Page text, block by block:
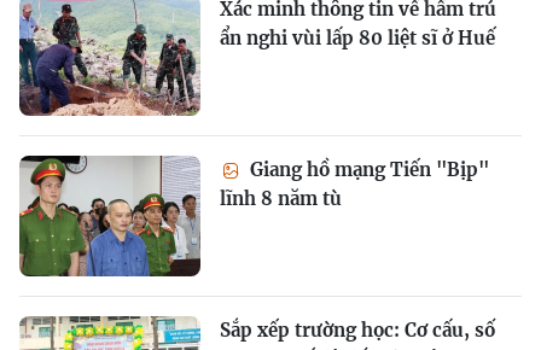
Xác minh thông tin về hầm trú
ẩn nghi vùi lấp 80 liệt sĩ ở Huế
Giang hồ mạng Tiến "Bịp"
lĩnh 8 năm tù
Sắp xếp trường học: Cơ cấu, số